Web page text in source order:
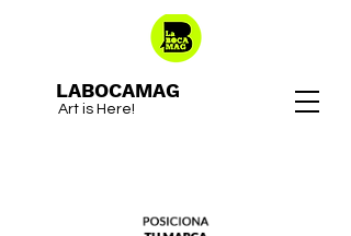
LABOCAMAG
Art is Here!